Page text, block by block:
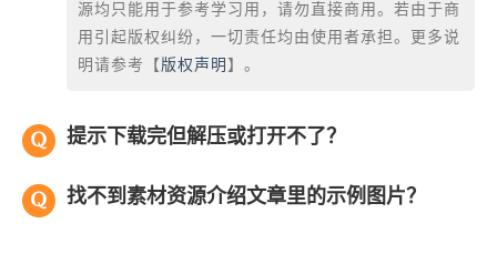
源均只能用于参考学习用，请勿直接商用。若由于商
用引起版权纠纷，一切责任均由使用者承担。更多说
明请参考【 版权声明 】。
提示下载完但解压或打开不了？
找不到素材资源介绍文章里的示例图片？